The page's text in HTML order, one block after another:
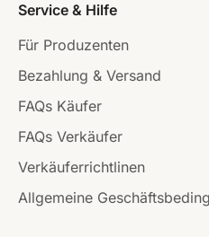
Service & Hilfe
Für Produzenten
Bezahlung & Versand
FAQs Käufer
FAQs Verkäufer
Verkäuferrichtlinen
Allgemeine